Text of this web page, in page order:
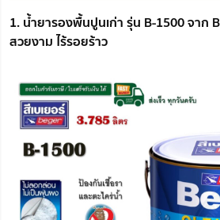
1. น้ำยารองพื้นปูนเก่า รุ่น B-1500 จาก
สวยงาม ไร้รอยร้าว